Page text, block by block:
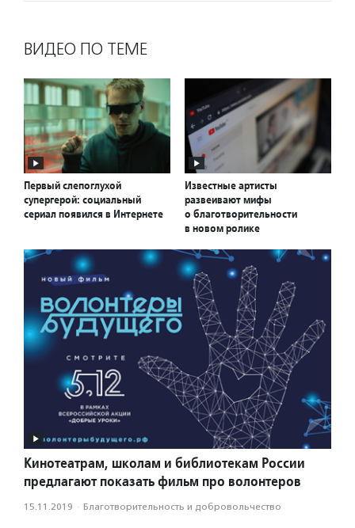
ВИДЕО ПО ТЕМЕ
Первый слепоглухой
супергерой: социальный
сериал появился в Интернете
Известные артисты
развеивают мифы
о благотворительности
в новом ролике
Кинотеатрам, школам и библиотекам России
предлагают показать фильм про волонтеров
15.11.2019 · Благотвори­тель­ность и доброволь­чест­во